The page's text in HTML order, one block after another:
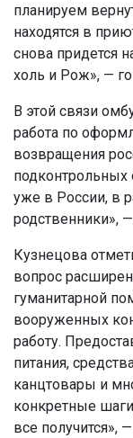
планируем
находятся в
снова придется
холь и Рож», —
В этой связи
работа по
возвращения
уже в России, в
родственники»,
Кузнецова
вопрос
гуманитарной
вооруженных
работу.
питания,
канцтовары и
конкретные
все получится»,